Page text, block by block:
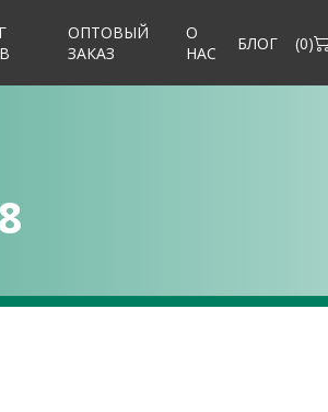
ОПТОВЫЙ
ЗАКАЗ
О
НАС
БЛОГ (0)